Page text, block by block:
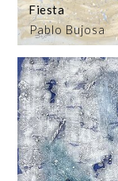
Pablo Bujosa
Fiesta